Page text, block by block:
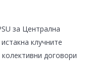
за Централна
клучните
договори